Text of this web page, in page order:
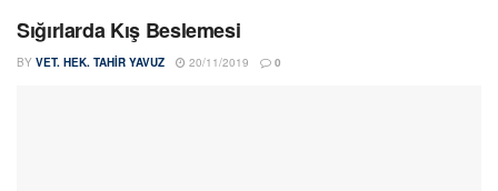
Sığırlarda Kış Beslemesi
BY VET. HEK. TAHIR YAVUZ 20/11/2019 0